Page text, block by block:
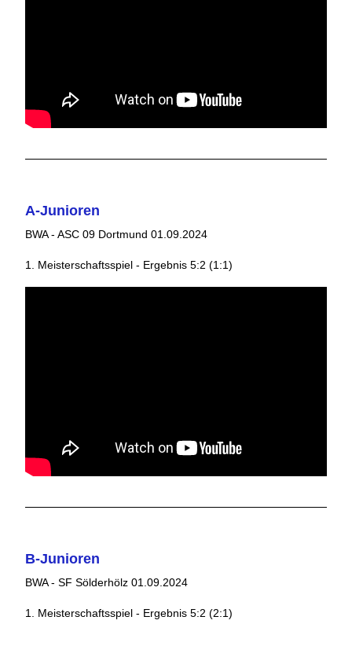
A-Junioren
BWA - ASC 09 Dortmund 01.09.2024
1. Meisterschaftsspiel - Ergebnis 5:2 (1:1)
B-Junioren
BWA - SF Sölderhölz 01.09.2024
1. Meisterschaftsspiel - Ergebnis 5:2 (2:1)